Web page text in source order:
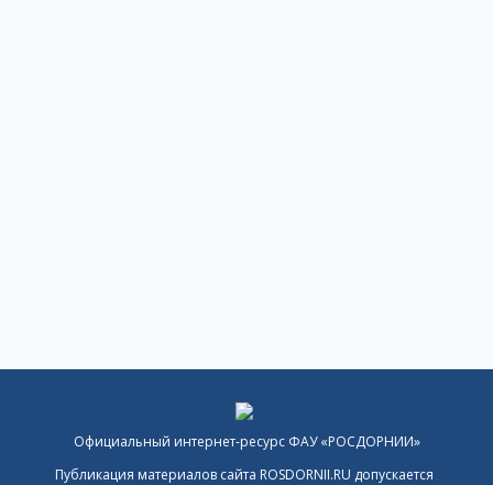
Официальный интернет-ресурс ФАУ «РОСДОРНИИ»
Публикация материалов сайта ROSDORNII.RU допускается